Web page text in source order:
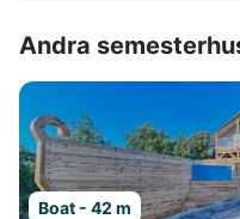
Andra
Boat - 42 m